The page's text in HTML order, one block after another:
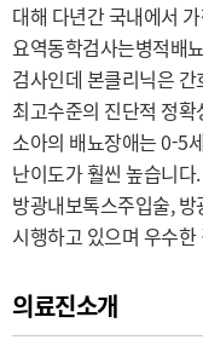
대해 다년간 국내에서
요역동학검사는병적배
검사인데 본클리닉은
최고수준의 진단적 정
소아의 배뇨장애는 0-5
난이도가 훨씬 높습니
방광내보톡스주입술,
시행하고 있으며 우수
의료진소개